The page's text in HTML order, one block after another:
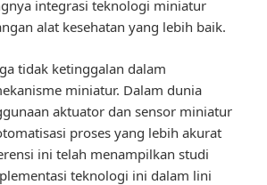
integrasi teknologi miniatur
alat kesehatan yang lebih baik.
tidak ketinggalan dalam
miniatur. Dalam dunia
aktuator dan sensor miniatur
proses yang lebih akurat
ini telah menampilkan studi
teknologi ini dalam lini